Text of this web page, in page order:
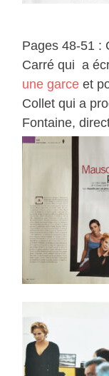
Pages 48-51 :
Carré qui a
une garce et
Collet qui a
Fontaine,